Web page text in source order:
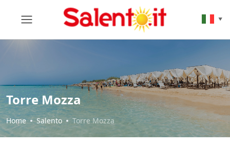
Torre Mozza
Home Salento Torre Mozza
▼